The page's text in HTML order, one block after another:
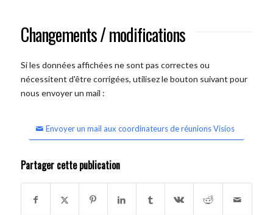
Changements / modifications
Si les données affichées ne sont pas correctes ou
nécessitent d'être corrigées, utilisez le bouton suivant pour
nous envoyer un mail :
Envoyer un mail aux coordinateurs de réunions Visios
Partager cette publication